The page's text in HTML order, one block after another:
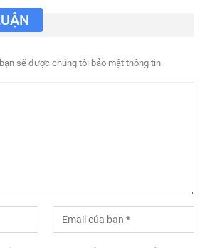
sẽ được chúng tôi bảo mật thông tin.